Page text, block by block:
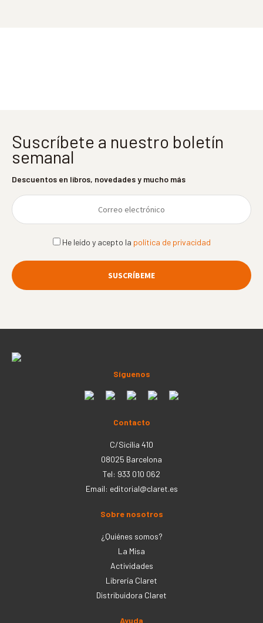
Suscríbete a nuestro boletín
semanal
Descuentos en libros, novedades y mucho más
He leído y acepto la política de privacidad
Síguenos
Contacto
C/Sicília 410
08025 Barcelona
Tel: 933 010 062
Email: editorial@claret.es
Sobre nosotros
¿Quiénes somos?
La Misa
Actividades
Librería Claret
Distribuidora Claret
Ayuda